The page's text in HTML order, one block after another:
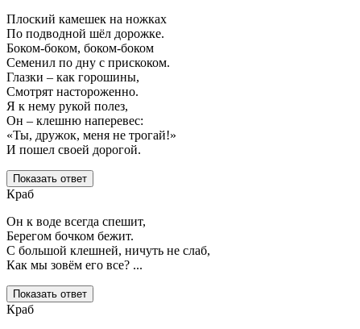
Плоский камешек на ножках
По подводной шёл дорожке.
Боком-боком, боком-боком
Семенил по дну с прискоком.
Глазки – как горошины,
Смотрят настороженно.
Я к нему рукой полез,
Он – клешню наперевес:
«Ты, дружок, меня не трогай!»
И пошел своей дорогой.
Показать ответ
Краб
Он к воде всегда спешит,
Берегом бочком бежит.
С большой клешней, ничуть не слаб,
Как мы зовём его все? ...
Показать ответ
Краб